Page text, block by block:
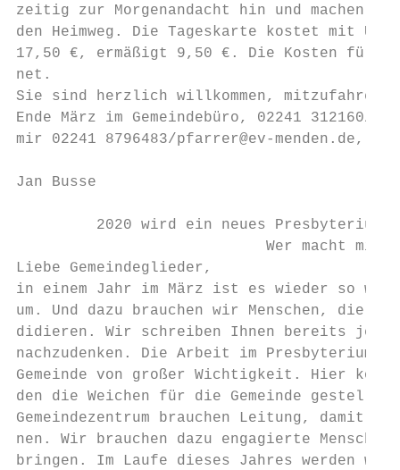
zeitig zur Morgenandacht hin und machen uns
den Heimweg. Die Tageskarte kostet mit
17,50 €, ermäßigt 9,50 €. Die Kosten für
net.
Sie sind herzlich willkommen,
Ende März im Gemeindebüro, 02241 312160/
mir 02241 8796483/pfarrer@ev-menden.de,
Jan Busse
2020 wird ein neues Presbyterium
                            Wer macht mit?
Liebe Gemeindeglieder,
in einem Jahr im März ist es wieder so
um. Und dazu brauchen wir Menschen, die
didieren. Wir schreiben Ihnen bereits
nachzudenken. Die Arbeit im
Gemeinde von großer Wichtigkeit. Hier
den die Weichen für die Gemeinde gestellt.
Gemeindezentrum brauchen Leitung, damit
nen. Wir brauchen dazu engagierte
bringen. Im Laufe dieses Jahres werden wir